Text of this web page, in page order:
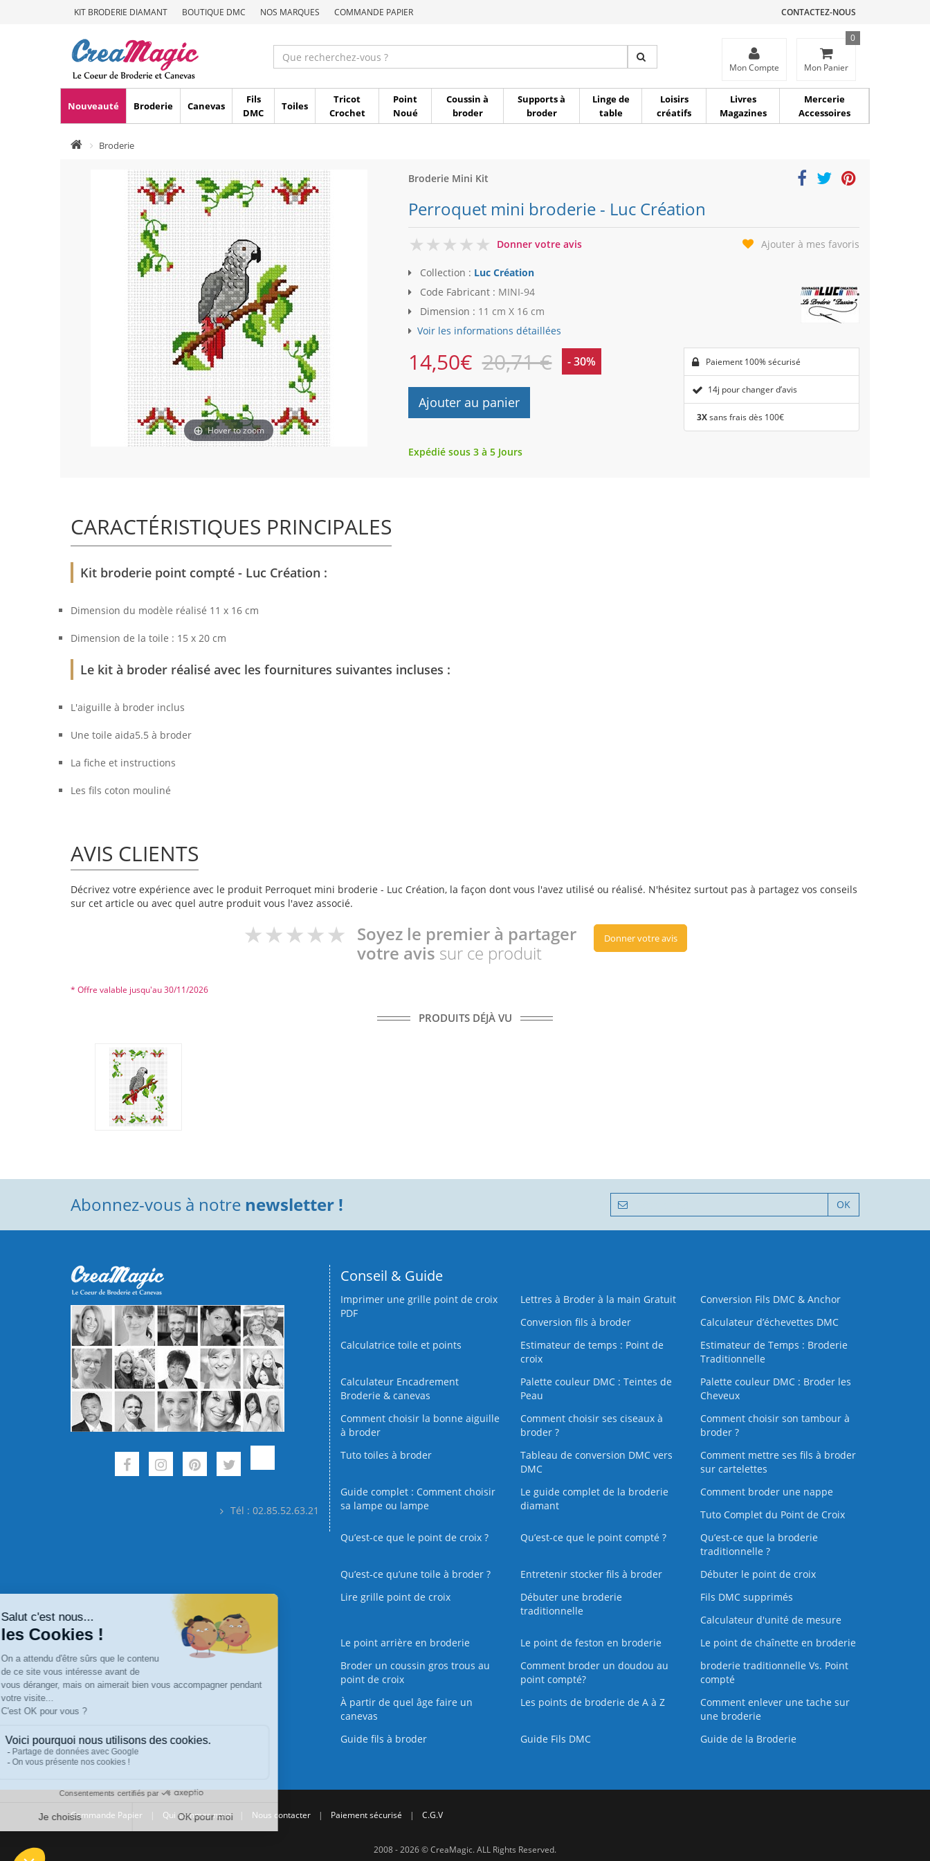
KIT BRODERIE DIAMANT BOUTIQUE DMC NOS MARQUES COMMANDE PAPIER CONTACTEZ-NOUS
Mon Compte Mon Panier
0
Nouveauté Broderie Canevas
Fils
DMC
Toiles
Tricot
Crochet
Point
Noué
Coussin à
broder
Supports à
broder
Linge de
table
Loisirs
créatifs
Livres
Magazines
Mercerie
Accessoires
Broderie
Hover to zoom
Broderie Mini Kit
Perroquet mini broderie - Luc Création
0
Donner votre avis Ajouter à mes favoris
Collection : Luc Création
Code Fabricant : MINI-94
Dimension : 11 cm X 16 cm
Voir les informations détaillées
14,50€ 20,71 € - 30%
Ajouter au panier
Paiement 100% sécurisé
14j pour changer d’avis
3Xsans frais dès 100€
Expédié sous 3 à 5 Jours
CARACTÉRISTIQUES PRINCIPALES
Kit broderie point compté - Luc Création :
Dimension du modèle réalisé 11 x 16 cm
Dimension de la toile : 15 x 20 cm
Le kit à broder réalisé avec les fournitures suivantes incluses :
L'aiguille à broder inclus
Une toile aida5.5 à broder
La fiche et instructions
Les fils coton mouliné
AVIS CLIENTS
Décrivez votre expérience avec le produit Perroquet mini broderie - Luc Création, la façon dont vous l'avez utilisé ou réalisé. N'hésitez surtout pas à partagez vos conseils
sur cet article ou avec quel autre produit vous l'avez associé.
Soyez le premier à partager
votre avis sur ce produit
Donner votre avis
* Offre valable jusqu'au 30/11/2026
PRODUITS DÉJÀ VU
Abonnez-vous à notre newsletter ! OK
Tél : 02.85.52.63.21
Conseil & Guide
Imprimer une grille point de croix
PDF
Lettres à Broder à la main Gratuit
Conversion Fils DMC & Anchor
Conversion fils à broder
Calculateur d’échevettes DMC
Calculatrice toile et points
Estimateur de temps : Point de
croix
Estimateur de Temps : Broderie
Traditionnelle
Calculateur Encadrement
Broderie & canevas
Palette couleur DMC : Teintes de
Peau
Palette couleur DMC : Broder les
Cheveux
Comment choisir la bonne aiguille
à broder
Comment choisir ses ciseaux à
broder ?
Comment choisir son tambour à
broder ?
Tuto toiles à broder
Tableau de conversion DMC vers
DMC
Comment mettre ses fils à broder
sur cartelettes
Guide complet : Comment choisir
sa lampe ou lampe
Le guide complet de la broderie
diamant
Comment broder une nappe
Tuto Complet du Point de Croix
Qu’est-ce que le point de croix ?
Qu’est-ce que le point compté ?
Qu’est-ce que la broderie
traditionnelle ?
Qu’est‑ce qu’une toile à broder ?
Entretenir stocker fils à broder
Débuter le point de croix
Lire grille point de croix
Débuter une broderie
traditionnelle
Fils DMC supprimés
Calculateur d'unité de mesure
Le point arrière en broderie
Le point de feston en broderie
Le point de chaînette en broderie
Broder un coussin gros trous au
point de croix
Comment broder un doudou au
point compté?
broderie traditionnelle Vs. Point
compté
À partir de quel âge faire un
canevas
Les points de broderie de A à Z
Comment enlever une tache sur
une broderie
Guide fils à broder
Guide Fils DMC Guide de la Broderie
Commande Papier Qui sommes nous Nous contacter | Paiement sécurisé | C.G.V
2008 - 2026 © CreaMagic. ALL Rights Reserved.